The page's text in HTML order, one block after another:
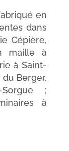
en
dans
Cépière,
maille à
à Saint-
Berger,
Sorgue ;
à